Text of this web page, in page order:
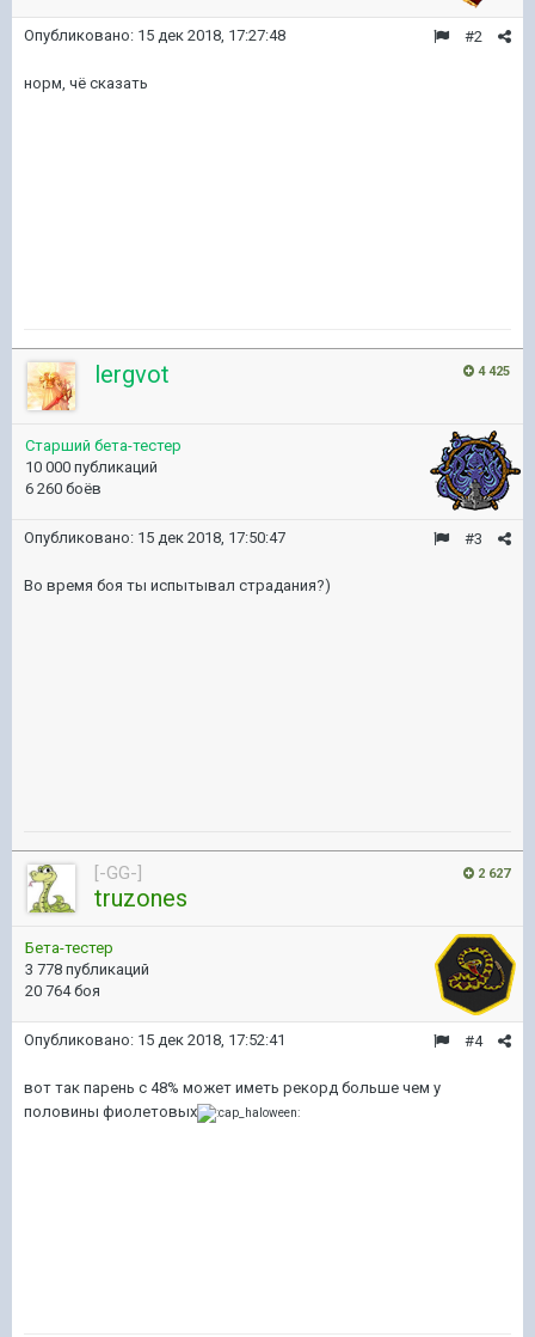
#2
Опубликовано: 15 дек 2018, 17:27:48
норм, чё сказать
4 425
lergvot
Старший бета-тестер
10 000 публикаций
6 260 боёв
#3
Опубликовано: 15 дек 2018, 17:50:47
Во время боя ты испытывал страдания?)
2 627
[-GG-]
truzones
Бета-тестер
3 778 публикаций
20 764 боя
#4
Опубликовано: 15 дек 2018, 17:52:41
вот так парень с 48% может иметь рекорд больше чем у
половины фиолетовых